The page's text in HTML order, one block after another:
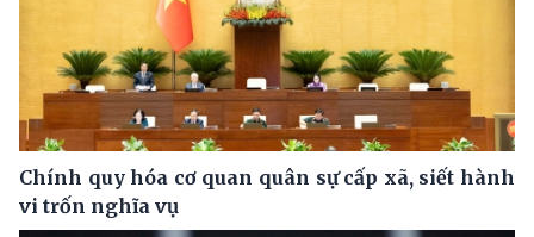
Chính quy hóa cơ quan quân sự cấp xã, siết hành
vi trốn nghĩa vụ